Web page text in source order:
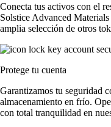
Conecta tus activos con el
Solstice Advanced
amplia selección de otros
Protege tu cuenta
Garantizamos tu seguridad
almacenamiento en frío.
con total tranquilidad en